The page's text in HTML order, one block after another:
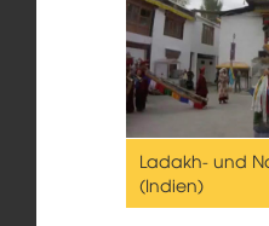
Ladakh- und
(Indien)